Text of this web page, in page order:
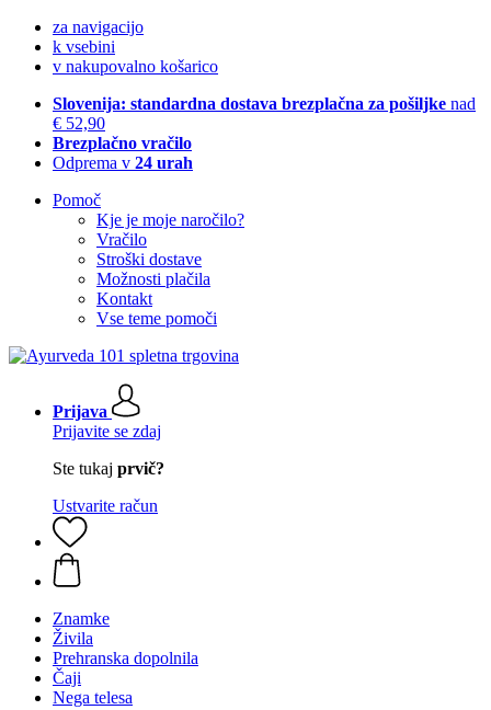
za navigacijo
k vsebini
v nakupovalno košarico
Slovenija: standardna dostava brezplačna za pošiljke nad
€ 52,90
Brezplačno vračilo
Odprema v 24 urah
Pomoč
Kje je moje naročilo?
Vračilo
Stroški dostave
Možnosti plačila
Kontakt
Vse teme pomoči
Prijava
Prijavite se zdaj
Ste tukaj prvič?
Ustvarite račun
Znamke
Živila
Prehranska dopolnila
Čaji
Nega telesa